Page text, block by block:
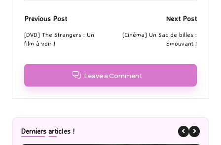
Post
navigation
Previous Post
[DVD] The Strangers : Un
film à voir !
Next Post
[Cinéma] Un Sac de billes :
Émouvant !
Leave a Comment
Derniers articles !